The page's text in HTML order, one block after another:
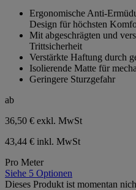
Sternen.
Ergonomische Anti-
Design für höchsten
Mit abgeschrägten und
Trittsicherheit
Verstärkte Haftung durch
Isolierende Matte für
Geringere Sturzgefahr
ab
36,50 € exkl. MwSt
43,44 € inkl. MwSt
Pro Meter
Siehe 5 Optionen
Dieses Produkt ist momentan